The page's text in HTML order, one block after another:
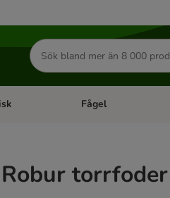
Sök
efter
produkter
category menu: SmådjurOpen category menu:
Fågel